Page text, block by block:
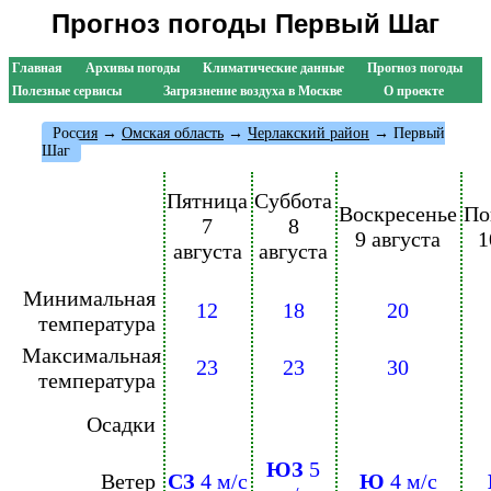
Прогноз погоды Первый Шаг
Главная Архивы погоды Климатические данные
Прогноз погоды
Полезные сервисы
Загрязнение воздуха в Москве О проекте
Россия → Омская область → Черлакский район → Первый
Шаг
Пятница
7
августа
Суббота
8
августа
Воскресенье
9 августа
Минимальная
температура
12 18
20
Максимальная
температура
23 23 30
Осадки
Ветер СЗ 4 м/с ЮЗ 5
Ю 4 м/с